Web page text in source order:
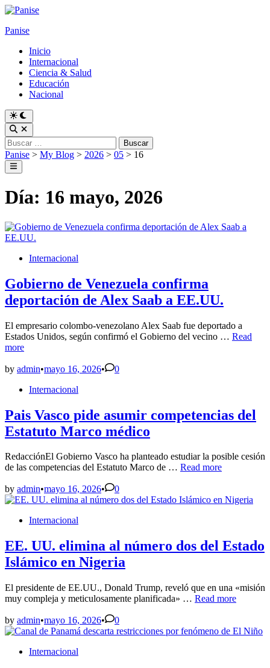
Skip
content
Panise
Inicio
Internacional
Ciencia & Salud
Educación
Nacional
Switch
to
dark
mode
Open
Search
Buscar:
Panise > My Blog > 2026 > 05 > 16
Main
Menu
Día: 16 mayo, 2026
PostedInternacional
Gobierno de Venezuela confirma
deportación de Alex Saab a EE.UU.
El empresario colombo-venezolano Alex Saab fue deportado a
Estados Unidos, según confirmó el Gobierno del vecino … Gobierno
Saab
a
Read
more
by admin•mayo 16, 2026•
0
PostedInternacional
Pais Vasco pide asumir competencias del
Estatuto Marco médico
RedacciónEl Gobierno Vasco ha planteado estudiar la posible cesión
de las competencias del Estatuto Marco de … Pais
asumir
Marco
médico
Read more
by admin•mayo 16, 2026• 0
PostedInternacional
EE. UU. elimina al número dos del Estado
Islámico en Nigeria
El presidente de EE.UU., Donald Trump, reveló que en una «misión
muy compleja y meticulosamente planificada» … EE.
al
Read more
by admin•mayo 16, 2026• 0
PostedInternacional